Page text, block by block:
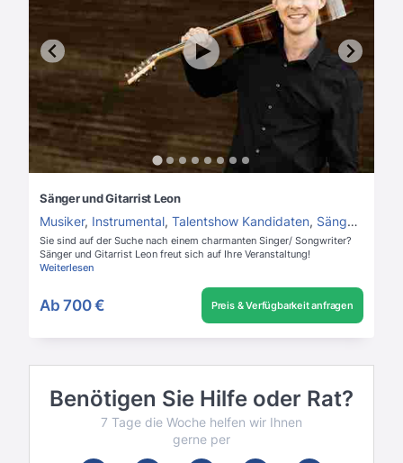
Sänger und Gitarrist Leon
Musiker, Instrumental, Talentshow Kandidaten, Sänger
Sie sind auf der Suche nach einem charmanten Singer/ Songwriter?
Sänger und Gitarrist Leon freut sich auf Ihre Veranstaltung!
Weiterlesen
Ab 700 € Preis & Verfügbarkeit anfragen
Benötigen Sie Hilfe oder Rat?
7 Tage die Woche helfen wir Ihnen
gerne per